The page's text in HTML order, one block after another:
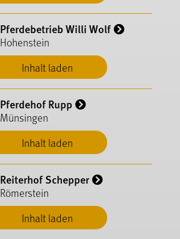
Inhalt laden
Pferdebetrieb Willi Wolf
Hohenstein
Inhalt laden
Pferdehof Rupp
Münsingen
Inhalt laden
Reiterhof Schepper
Römerstein